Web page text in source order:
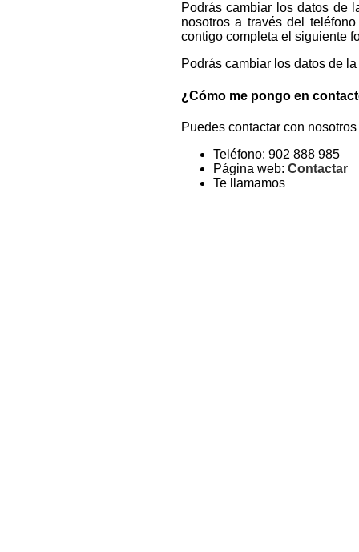
Podrás cambiar los datos de
nosotros a través del
contigo completa el siguiente
Podrás cambiar los datos de
¿Cómo me pongo en
Puedes contactar con
Teléfono: 902 888 985
Página web: Contactar
Te llamamos